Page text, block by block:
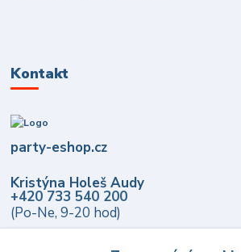
Kontakt
party-eshop.cz
Kristýna Holeš Audy
+420 733 540 200
(Po-Ne, 9-20 hod)